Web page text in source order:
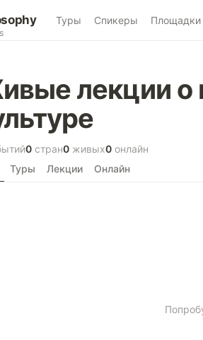
Туры Спикеры Площадки
лекции о
0 стран0 живых0 онлайн
Туры Лекции Онлайн